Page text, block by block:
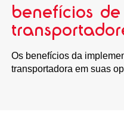
benefícios de
Os benefícios da
transportadora em suas